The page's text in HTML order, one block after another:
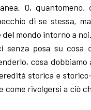
O, quantomeno,
di se stessa,
mondo intorno a
senza posa su cosa
cosa
storica e
come rivolgersi a ciò